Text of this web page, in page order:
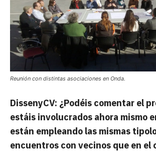
Reunión con distintas asociaciones en Onda.
DissenyCV: ¿Podéis comentar el
estáis involucrados ahora mismo
están empleando las mismas
encuentros con vecinos que en el